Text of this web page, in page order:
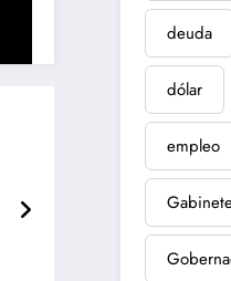
deuda
dólar
empleo